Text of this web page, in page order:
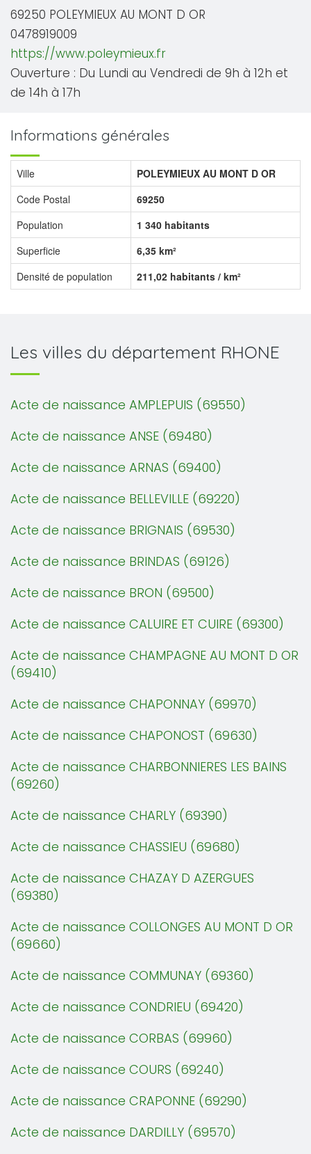
69250 POLEYMIEUX AU MONT D OR
0478919009
https://www.poleymieux.fr
Ouverture : Du Lundi au Vendredi de 9h à 12h et
de 14h à 17h
Informations générales
Ville
POLEYMIEUX AU MONT D OR
Code Postal
69250
Population
1 340 habitants
Superficie
6,35 km²
Densité de population
211,02 habitants / km²
Les villes du département RHONE
Acte de naissance AMPLEPUIS (69550)
Acte de naissance ANSE (69480)
Acte de naissance ARNAS (69400)
Acte de naissance BELLEVILLE (69220)
Acte de naissance BRIGNAIS (69530)
Acte de naissance BRINDAS (69126)
Acte de naissance BRON (69500)
Acte de naissance CALUIRE ET CUIRE (69300)
Acte de naissance CHAMPAGNE AU MONT D OR
(69410)
Acte de naissance CHAPONNAY (69970)
Acte de naissance CHAPONOST (69630)
Acte de naissance CHARBONNIERES LES BAINS
(69260)
Acte de naissance CHARLY (69390)
Acte de naissance CHASSIEU (69680)
Acte de naissance CHAZAY D AZERGUES
(69380)
Acte de naissance COLLONGES AU MONT D OR
(69660)
Acte de naissance COMMUNAY (69360)
Acte de naissance CONDRIEU (69420)
Acte de naissance CORBAS (69960)
Acte de naissance COURS (69240)
Acte de naissance CRAPONNE (69290)
Acte de naissance DARDILLY (69570)